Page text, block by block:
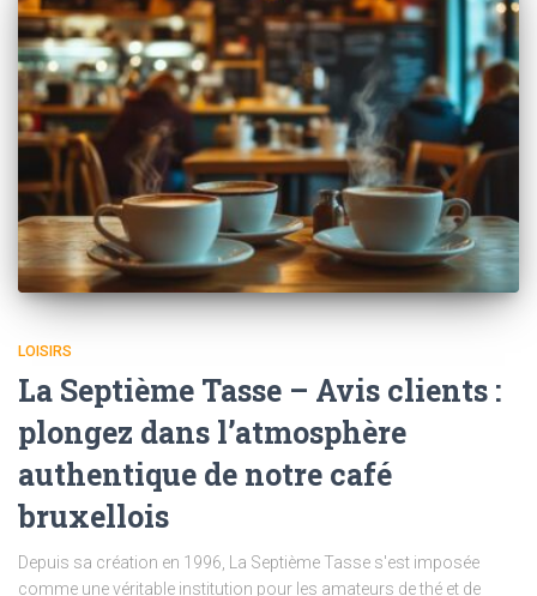
LOISIRS
La Septième Tasse – Avis clients :
plongez dans l’atmosphère
authentique de notre café
bruxellois
Depuis sa création en 1996, La Septième Tasse s'est imposée
comme une véritable institution pour les amateurs de thé et de